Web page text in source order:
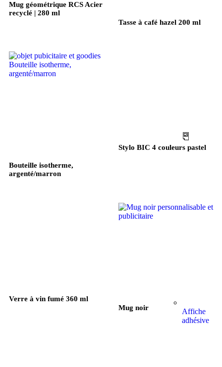
Affiche
adhésive
Mug géométrique RCS Acier
recyclé | 280 ml
Tasse à café hazel 200 ml
Bouteille isotherme,
argenté/marron
Stylo BIC 4 couleurs pastel
Verre à vin fumé 360 ml
Mug noir